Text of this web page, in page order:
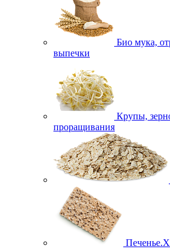
Био мука,
выпечки
Крупы,
проращивания